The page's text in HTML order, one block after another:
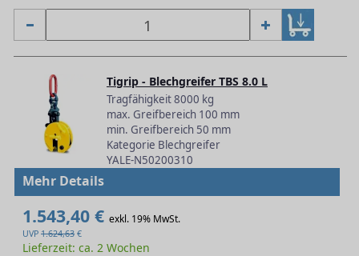
Tigrip - Blechgreifer TBS 8.0 L
Tragfähigkeit 8000 kg
max. Greifbereich 100 mm
min. Greifbereich 50 mm
Kategorie Blechgreifer
YALE-N50200310
Mehr Details
1.543,40 € exkl. 19% MwSt.
UVP 1.624,63 €
Lieferzeit: ca. 2 Wochen